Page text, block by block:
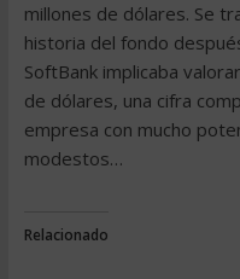
millones de dólares. Se
historia del fondo
SoftBank implicaba
de dólares, una cifra
empresa con mucho
modestos…
Relacionado